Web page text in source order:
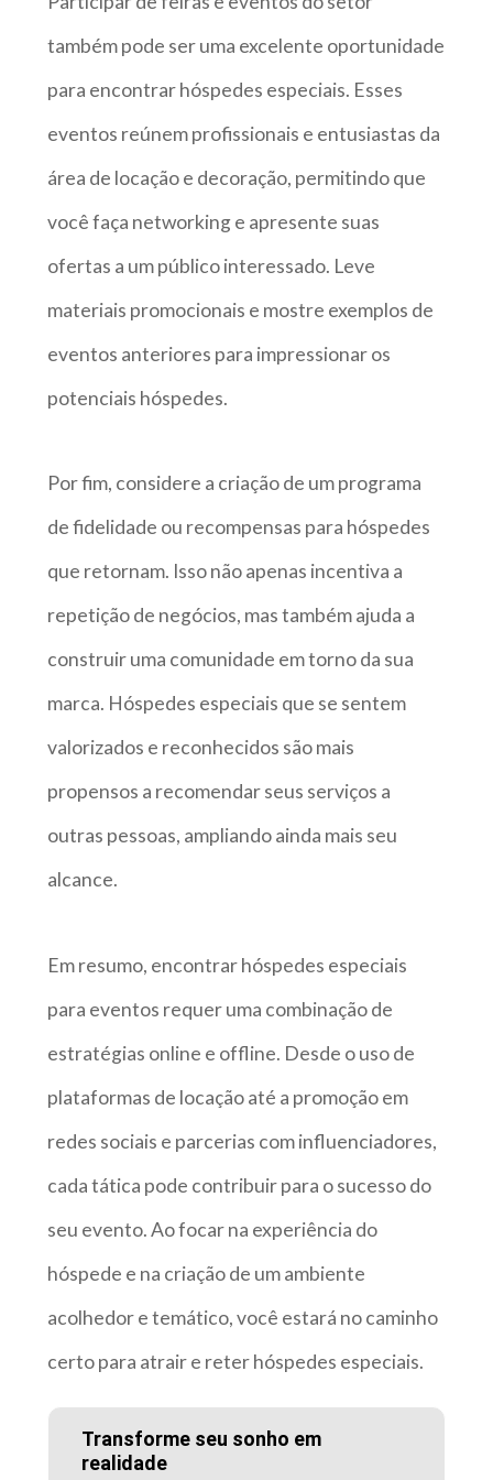
também pode ser uma excelente oportunidade
para encontrar hóspedes especiais. Esses
eventos reúnem profissionais e entusiastas da
área de locação e decoração, permitindo que
você faça networking e apresente suas
ofertas a um público interessado. Leve
materiais promocionais e mostre exemplos de
eventos anteriores para impressionar os
potenciais hóspedes.
Por fim, considere a criação de um programa
de fidelidade ou recompensas para hóspedes
que retornam. Isso não apenas incentiva a
repetição de negócios, mas também ajuda a
construir uma comunidade em torno da sua
marca. Hóspedes especiais que se sentem
valorizados e reconhecidos são mais
propensos a recomendar seus serviços a
outras pessoas, ampliando ainda mais seu
alcance.
Em resumo, encontrar hóspedes especiais
para eventos requer uma combinação de
estratégias online e offline. Desde o uso de
plataformas de locação até a promoção em
redes sociais e parcerias com influenciadores,
cada tática pode contribuir para o sucesso do
seu evento. Ao focar na experiência do
hóspede e na criação de um ambiente
acolhedor e temático, você estará no caminho
certo para atrair e reter hóspedes especiais.
Transforme seu sonho em
realidade